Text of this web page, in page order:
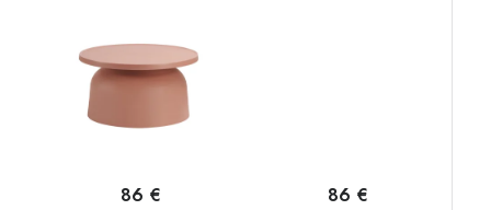
86 € 86 €